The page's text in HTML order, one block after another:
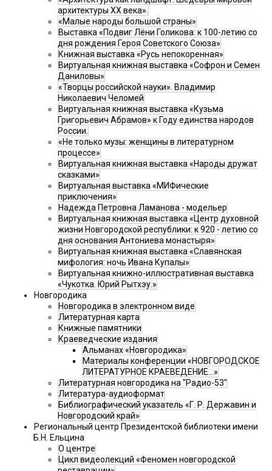
архитектуры XX века».
«Малые народы большой страны»
Выставка «Подвиг Лёни Голикова: к 100-летию со
дня рождения Героя Советского Союза»
Книжная выставка «Русь непокоренная»
Виртуальная книжная выставка «Софрон и Семен
Даниловы»
«Творцы российской науки». Владимир
Николаевич Челомей
Виртуальная книжная выставка «Кузьма
Григорьевич Абрамов» к Году единства народов
России.
«Не только музы: женщины в литературном
процессе»
Виртуальная книжная выставка «Народы дружат
сказками»
Виртуальная выставка «МИФические
приключения»
Надежда Петровна Ламанова - модельер
Виртуальная книжная выставка «Центр духовной
жизни Новгородской республики: к 920 - летию со
дня основания Антониева монастыря»
Виртуальная книжная выставка «Славянская
мифология: ночь Ивана Купалы»
Виртуальная книжно-иллюстративная выставка
«Чукотка. Юрий Рытхэу.»
Новгородика
Новгородика в электронном виде
Литературная карта
Книжные памятники
Краеведческие издания
Альманах «Новгородика»
Материалы конференции «НОВГОРОДСКОЕ
ЛИТЕРАТУРНОЕ КРАЕВЕДЕНИЕ...»
Литературная новгородика на "Радио-53"
Литература-аудиоформат
Библиографический указатель «Г. Р. Державин и
Новгородский край»
Региональный центр Президентской библиотеки имени
Б.Н. Ельцина
О центре
Цикл видеолекций «Феномен новгородской